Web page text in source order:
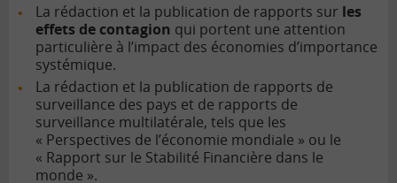
La rédaction et la publication de rapports sur les
effets de contagion qui portent une attention
particulière à l’impact des économies d’importance
systémique.
La rédaction et la publication de rapports de
surveillance des pays et de rapports de
surveillance multilatérale, tels que les
« Perspectives de l’économie mondiale » ou le
« Rapport sur le Stabilité Financière dans le
monde ».